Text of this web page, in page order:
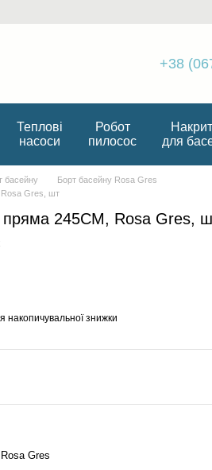
+38
Теплові
насоси
Робот
пилосос
для
басейну
Борт басейну Rosa Gres
Rosa Gres, шт
пряма 245CM, Rosa Gres,
накопичувальної знижки
Rosa Gres